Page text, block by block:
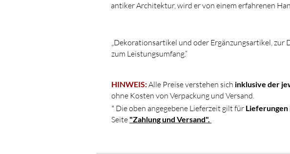
antiker Architektur, wird er von einem erfahrenen
dimensioniert und mit einem sanften Rand versehen,
Alleskönner ideal zum Aufbewahren kleiner Geräte,
Größe: 140 x 190 mm
Material: Harz
NICHT ZUR VERWENDUNG IM
LEBENSMITTEL ZU VERWENDEN!
„Dekorationsartikel und oder Ergänzungsartikel, zur
zum Leistungsumfang.“
HINWEIS:Alle Preise verstehen sich inklusive der
ohne Kosten von Verpackung und Versand.
* Die oben angegebene Lieferzeit gilt für Lieferungen
Seite "Zahlung und Versand".